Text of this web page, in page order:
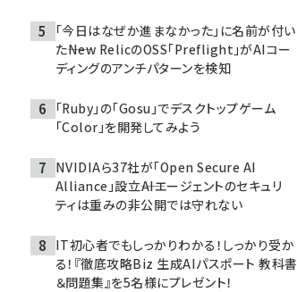
「今日はなぜか進まなかった」に名前が付い
た――New RelicのOSS「Preflight」がAIコー
ディングのアンチパターンを検知
「Ruby」の「Gosu」でデスクトップゲーム
「Color」を開発してみよう
NVIDIAら37社が「Open Secure AI
Alliance」設立――AIエージェントのセキュリ
ティは重みの非公開では守れない
IT初心者でもしっかりわかる！しっかり受か
る！『徹底攻略Biz 生成AIパスポート 教科書
＆問題集』を5名様にプレゼント！